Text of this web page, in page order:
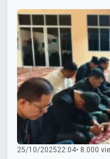
25/10/202522:04• 8.000